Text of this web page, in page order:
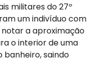
militares do 27º
um indivíduo com
a aproximação
o interior de uma
banheiro, saindo